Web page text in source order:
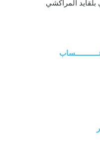
بلقايد المراكشي